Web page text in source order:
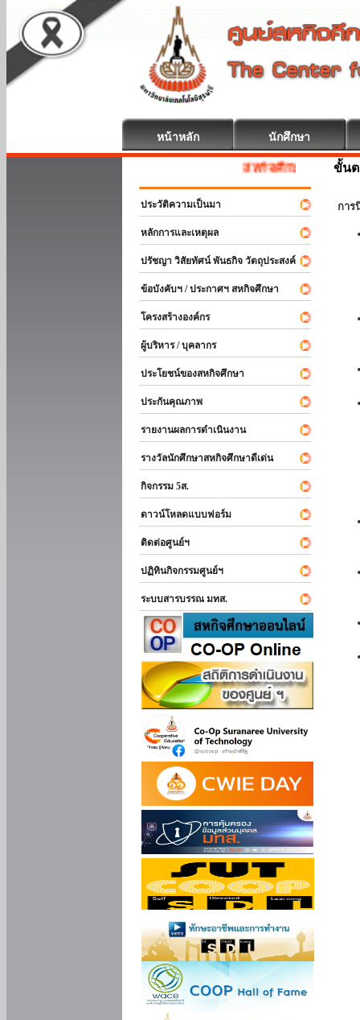
หน้าหลัก นักศึกษา
สหกิจศึกษา ยินดีต้อนรับ
ประวัติความเป็นมา
หลักการและเหตุผล
ปรัชญา วิสัยทัศน์ พันธกิจ วัตถุประสงค์
ข้อบังคับฯ / ประกาศฯ สหกิจศึกษา
โครงสร้างองค์กร
ผู้บริหาร / บุคลากร
ประโยชน์ของสหกิจศึกษา
ประกันคุณภาพ
รายงานผลการดำเนินงาน
รางวัลนักศึกษาสหกิจศึกษาดีเด่น
กิจกรรม 5ส.
ดาวน์โหลดแบบฟอร์ม
ติดต่อศูนย์ฯ
ปฏิทินกิจกรรมศูนย์ฯ
ระบบสารบรรณ มทส.
ขั้นต
การ